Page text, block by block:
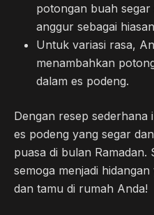
potongan buah
anggur sebagai
Untuk variasi rasa,
menambahkan
dalam es podeng.
Dengan resep sederhana
es podeng yang segar
puasa di bulan Ramadan.
semoga menjadi
dan tamu di rumah Anda!